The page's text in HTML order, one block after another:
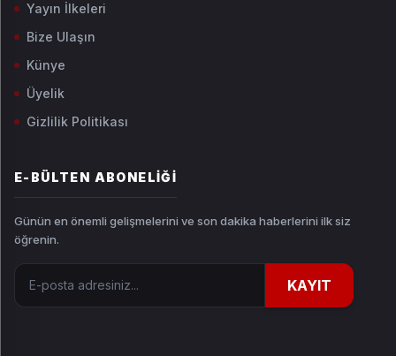
Yayın İlkeleri
Bize Ulaşın
Künye
Üyelik
Gizlilik Politikası
E-BÜLTEN ABONELIĞI
Günün en önemli gelişmelerini ve son dakika haberlerini ilk siz
öğrenin.
KAYIT